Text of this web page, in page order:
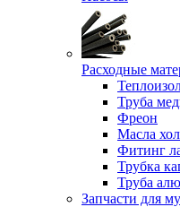
Расходные
Труба
Фреон
Масла
Фитинг
Трубка
Труба
Запчасти для